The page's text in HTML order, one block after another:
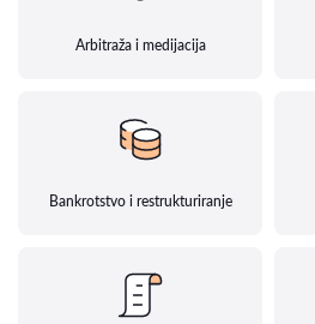
Arbitraža i medijacija
Bankrotstvo i restrukturiranje